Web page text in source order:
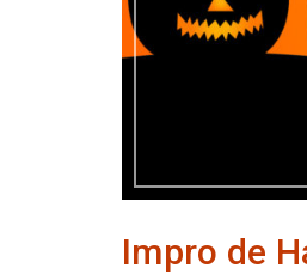
Impro de